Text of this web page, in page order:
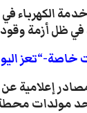
ظل أزمة وقود
خاصة-“تعز
مولدات محطة